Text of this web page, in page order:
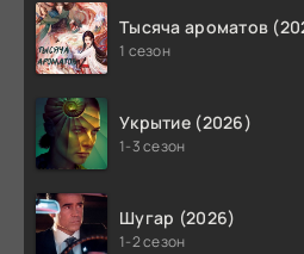
Тысяча ароматов
1 сезон
Укрытие (2026)
1-3 сезон
Шугар (2026)
1-2 сезон